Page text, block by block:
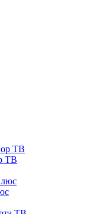
ТВ
ТВ